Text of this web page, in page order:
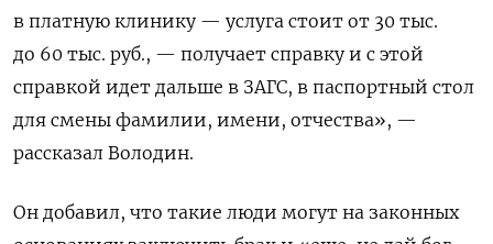
в платную клинику — услуга стоит от 30 тыс.
до 60 тыс. руб., — получает справку и с этой
справкой идет дальше в ЗАГС, в паспортный стол
для смены фамилии, имени, отчества», —
рассказал Володин.
Он добавил, что такие люди могут на законных